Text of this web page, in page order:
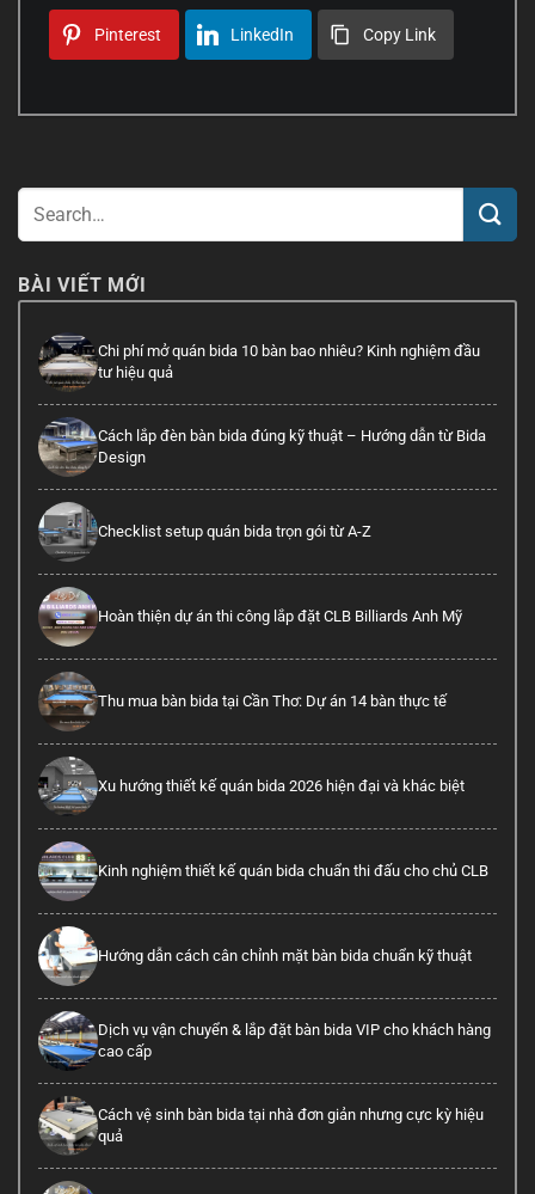
BÀI VIẾT MỚI
Chi phí mở quán bida 10 bàn bao nhiêu? Kinh nghiệm đầu
tư hiệu quả
Cách lắp đèn bàn bida đúng kỹ thuật – Hướng dẫn từ Bida
Design
Checklist setup quán bida trọn gói từ A-Z
Hoàn thiện dự án thi công lắp đặt CLB Billiards Anh Mỹ
Thu mua bàn bida tại Cần Thơ: Dự án 14 bàn thực tế
Xu hướng thiết kế quán bida 2026 hiện đại và khác biệt
Kinh nghiệm thiết kế quán bida chuẩn thi đấu cho chủ CLB
Hướng dẫn cách cân chỉnh mặt bàn bida chuẩn kỹ thuật
Dịch vụ vận chuyển & lắp đặt bàn bida VIP cho khách hàng
cao cấp
Cách vệ sinh bàn bida tại nhà đơn giản nhưng cực kỳ hiệu
quả
Pinterest LinkedIn Copy Link